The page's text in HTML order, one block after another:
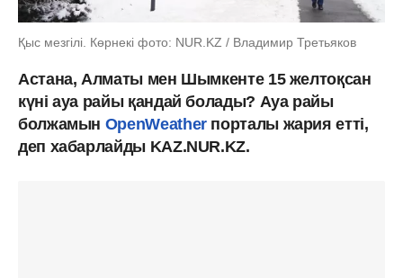
Қыс мезгілі. Көрнекі фото: NUR.KZ / Владимир Третьяков
Астана, Алматы мен Шымкенте 15 желтоқсан
күні ауа райы қандай болады? Ауа райы
болжамын OpenWeatherпорталы жария етті,
деп хабарлайды KAZ.NUR.KZ.